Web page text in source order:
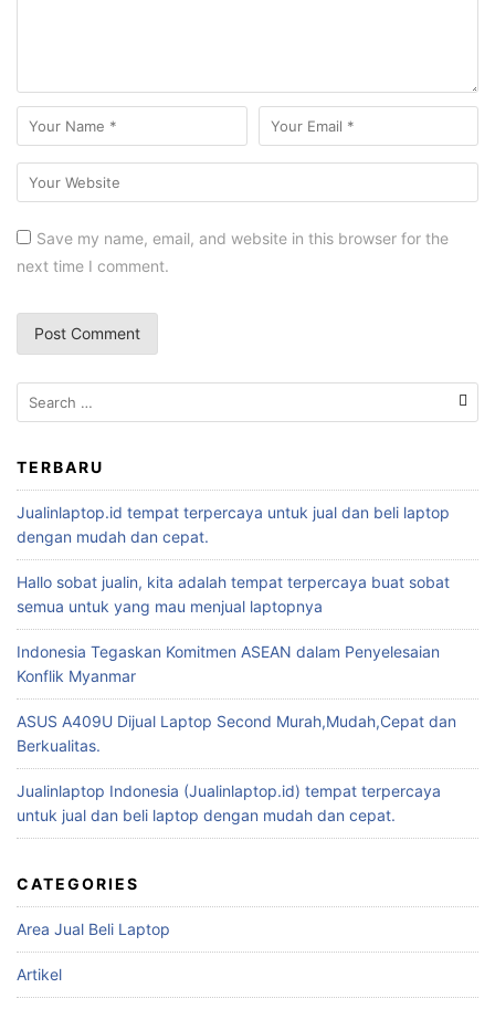
Save my name, email, and website in this browser for the
next time I comment.
TERBARU
Jualinlaptop.id tempat terpercaya untuk jual dan beli laptop
dengan mudah dan cepat.
Hallo sobat jualin, kita adalah tempat terpercaya buat sobat
semua untuk yang mau menjual laptopnya
Indonesia Tegaskan Komitmen ASEAN dalam Penyelesaian
Konflik Myanmar
ASUS A409U Dijual Laptop Second Murah,Mudah,Cepat dan
Berkualitas.
Jualinlaptop Indonesia (Jualinlaptop.id) tempat terpercaya
untuk jual dan beli laptop dengan mudah dan cepat.
CATEGORIES
Area Jual Beli Laptop
Artikel